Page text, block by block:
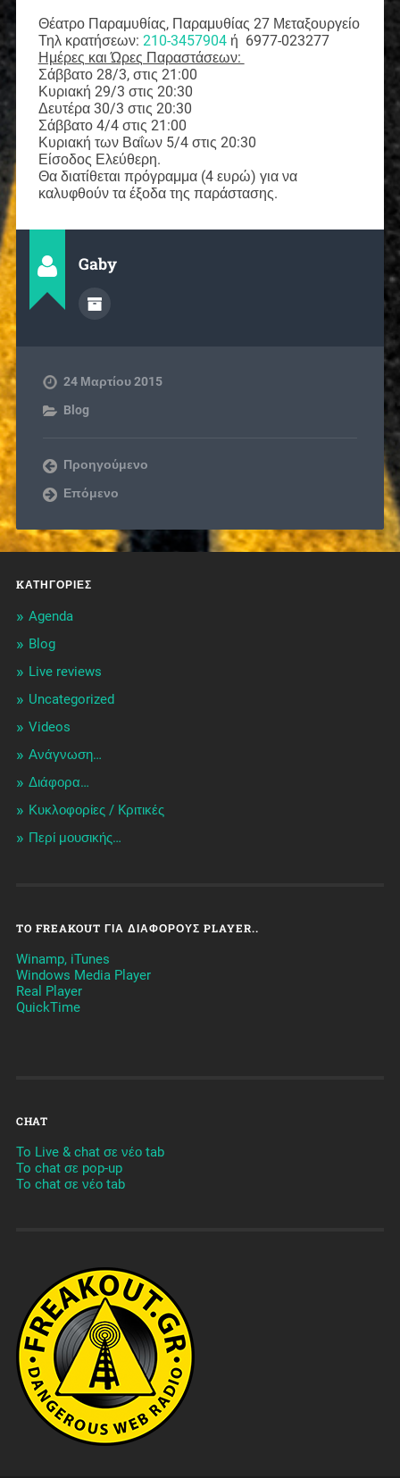
Θέατρο Παραμυθίας, Παραμυθίας 27 Μεταξουργείο
Τηλ κρατήσεων: 210-3457904ή 6977-023277
Ημέρες και Ώρες Παραστάσεων:
Σάββατο 28/3, στις 21:00
Κυριακή 29/3 στις 20:30
Δευτέρα 30/3 στις 20:30
Σάββατο 4/4 στις 21:00
Κυριακή των Βαΐων 5/4 στις 20:30
Είσοδος Ελεύθερη.
Θα διατίθεται πρόγραμμα (4 ευρώ) για να
καλυφθούν τα έξοδα της παράστασης.
Gaby
24 Μαρτίου 2015
Blog
Προηγούμενο
Επόμενο
KΑΤΗΓΟΡΊΕΣ
Agenda
Blog
Live reviews
Uncategorized
Videos
Ανάγνωση…
Διάφορα…
Κυκλοφορίες / Kριτικές
Περί μουσικής…
TO FREAKOUT ΓΙΑ ΔΙΆΦΟΡΟΥΣ PLAYER..
Winamp, iTunes
Windows Media Player
Real Player
QuickTime
CHAT
To Live & chat σε νέο tab
To chat σε pop-up
To chat σε νέο tab